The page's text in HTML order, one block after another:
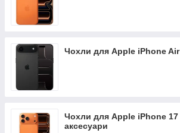
Чохли для Apple iPhone Air
Чохли для Apple iPhone 17
аксесуари